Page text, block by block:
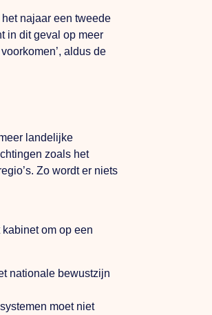
najaar een tweede
in dit geval op meer
aldus de
landelijke
zoals het
Zo wordt er niets
om op een
nationale bewustzijn
moet niet